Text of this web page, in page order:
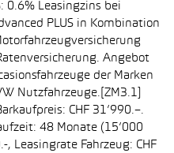
0.6% Leasingzins bei
PLUS in Kombination
Angebot
der Marken
Nutzfahrzeuge.[ZM3.1]
CHF 31’990.–.
48 Monate (15’000
, Leasingrate Fahrzeug: CHF